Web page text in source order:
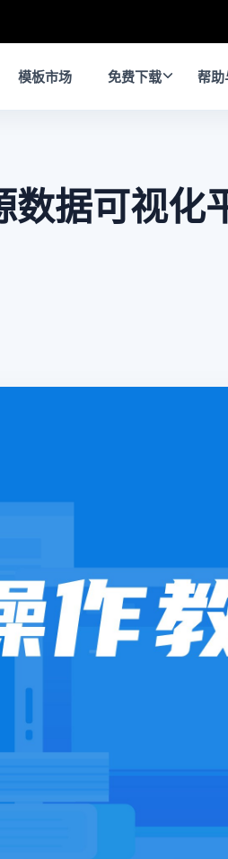
模板市场 免费下载 帮
据可视化